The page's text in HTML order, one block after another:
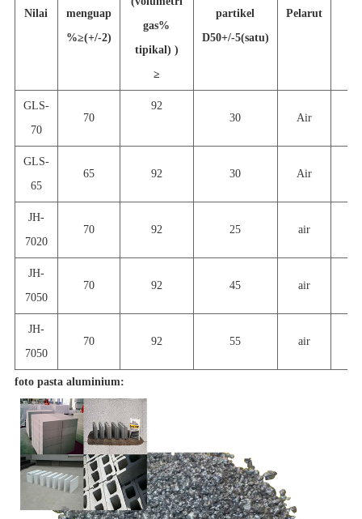
Nilai
menguap
%≥(+/-2)
gas%
tipikal) )
≥
partikel
D50+/-5(satu)
Pelarut
GLS-
70
70
92
30
Air
GLS-
65
65 92 30 Air
JH-
7020
70 92 25 air
JH-
7050
70 92 45 air
JH-
7050
70 92 55 air
foto pasta aluminium: